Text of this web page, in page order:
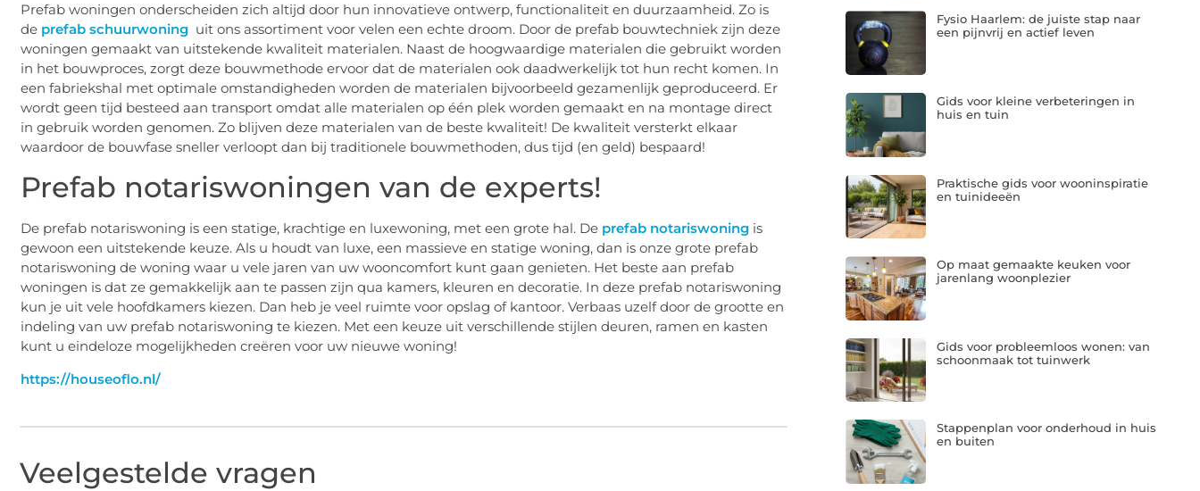
Prefab woningen onderscheiden zich altijd door hun innovatieve ontwerp, functionaliteit en duurzaamheid. Zo is
de prefab schuurwoning uit ons assortiment voor velen een echte droom. Door de prefab bouwtechniek zijn deze
woningen gemaakt van uitstekende kwaliteit materialen. Naast de hoogwaardige materialen die gebruikt worden
in het bouwproces, zorgt deze bouwmethode ervoor dat de materialen ook daadwerkelijk tot hun recht komen. In
een fabriekshal met optimale omstandigheden worden de materialen bijvoorbeeld gezamenlijk geproduceerd. Er
wordt geen tijd besteed aan transport omdat alle materialen op één plek worden gemaakt en na montage direct
in gebruik worden genomen. Zo blijven deze materialen van de beste kwaliteit! De kwaliteit versterkt elkaar
waardoor de bouwfase sneller verloopt dan bij traditionele bouwmethoden, dus tijd (en geld) bespaard!
Prefab notariswoningen van de experts!
De prefab notariswoning is een statige, krachtige en luxewoning, met een grote hal. De prefab notariswoning is
gewoon een uitstekende keuze. Als u houdt van luxe, een massieve en statige woning, dan is onze grote prefab
notariswoning de woning waar u vele jaren van uw wooncomfort kunt gaan genieten. Het beste aan prefab
woningen is dat ze gemakkelijk aan te passen zijn qua kamers, kleuren en decoratie. In deze prefab notariswoning
kun je uit vele hoofdkamers kiezen. Dan heb je veel ruimte voor opslag of kantoor. Verbaas uzelf door de grootte en
indeling van uw prefab notariswoning te kiezen. Met een keuze uit verschillende stijlen deuren, ramen en kasten
kunt u eindeloze mogelijkheden creëren voor uw nieuwe woning!
https://houseoflo.nl/
Veelgestelde vragen
Fysio Haarlem: de juiste stap naar
een pijnvrij en actief leven
Gids voor kleine verbeteringen in
huis en tuin
Praktische gids voor wooninspiratie
en tuinideeën
Op maat gemaakte keuken voor
jarenlang woonplezier
Gids voor probleemloos wonen: van
schoonmaak tot tuinwerk
Stappenplan voor onderhoud in huis
en buiten